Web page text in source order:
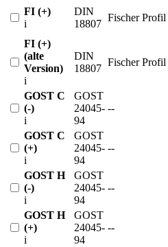
FI (+)
i
DIN
18807
Fischer Profil
FI (+)
(alte
Version)
i
DIN
18807
Fischer Profil
GOST C
(-)
i
GOST
24045-
94
--
GOST C
(+)
i
GOST
24045-
94
--
GOST H
(-)
i
GOST
24045-
94
--
GOST H
(+)
i
GOST
24045-
94
--